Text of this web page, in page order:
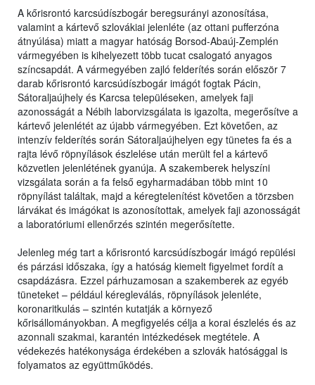
A kőrisrontó karcsúdíszbogár beregsurányi azonosítása,
valamint a kártevő szlovákiai jelenléte (az ottani pufferzóna
átnyúlása) miatt a magyar hatóság Borsod-Abaúj-Zemplén
vármegyében is kihelyezett több tucat csalogató anyagos
színcsapdát. A vármegyében zajló felderítés során először 7
darab kőrisrontó karcsúdíszbogár imágót fogtak Pácin,
Sátoraljaújhely és Karcsa településeken, amelyek faji
azonosságát a Nébih laborvizsgálata is igazolta, megerősítve a
kártevő jelenlétét az újabb vármegyében. Ezt követően, az
intenzív felderítés során Sátoraljaújhelyen egy tünetes fa és a
rajta lévő röpnyílások észlelése után merült fel a kártevő
közvetlen jelenlétének gyanúja. A szakemberek helyszíni
vizsgálata során a fa felső egyharmadában több mint 10
röpnyílást találtak, majd a kéregtelenítést követően a törzsben
lárvákat és imágókat is azonosítottak, amelyek faji azonosságát
a laboratóriumi ellenőrzés szintén megerősítette.
Jelenleg még tart a kőrisrontó karcsúdíszbogár imágó repülési
és párzási időszaka, így a hatóság kiemelt figyelmet fordít a
csapdázásra. Ezzel párhuzamosan a szakemberek az egyéb
tüneteket – például kéregleválás, röpnyílások jelenléte,
koronaritkulás – szintén kutatják a környező
kőrisállományokban. A megfigyelés célja a korai észlelés és az
azonnali szakmai, karantén intézkedések megtétele. A
védekezés hatékonysága érdekében a szlovák hatósággal is
folyamatos az együttműködés.